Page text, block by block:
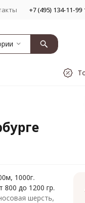
+7 (495) 134-11-99
1000г.
до 1200 гр.
шерсть,